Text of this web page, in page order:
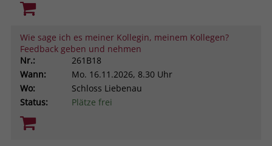
Wie sage ich es meiner Kollegin, meinem Kollegen?
Feedback geben und nehmen
Nr.:
261B18
Wann:
Mo. 16.11.2026, 8.30 Uhr
Wo:
Schloss Liebenau
Status:
Plätze frei